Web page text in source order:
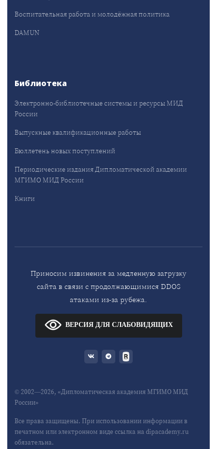
Воспитательная работа и молодёжная политика
DAMUN
Библиотека
Электронно-библиотечные системы и ресурсы МИД
России
Выпускные квалификационные работы
Бюллетень новых поступлений
Периодические издания Дипломатической академии
МГИМО МИД России
Книги
Приносим извинения за медленную загрузку
сайта в связи с продолжающимися DDOS
атаками из-за рубежа.
ВЕРСИЯ ДЛЯ СЛАБОВИДЯЩИХ
© 2002—2026, «Дипломатическая академия МГИМО МИД
России»
Все права защищены. При использовании информации в
печатном или электронном виде ссылка на dipacademy.ru
обязательна.